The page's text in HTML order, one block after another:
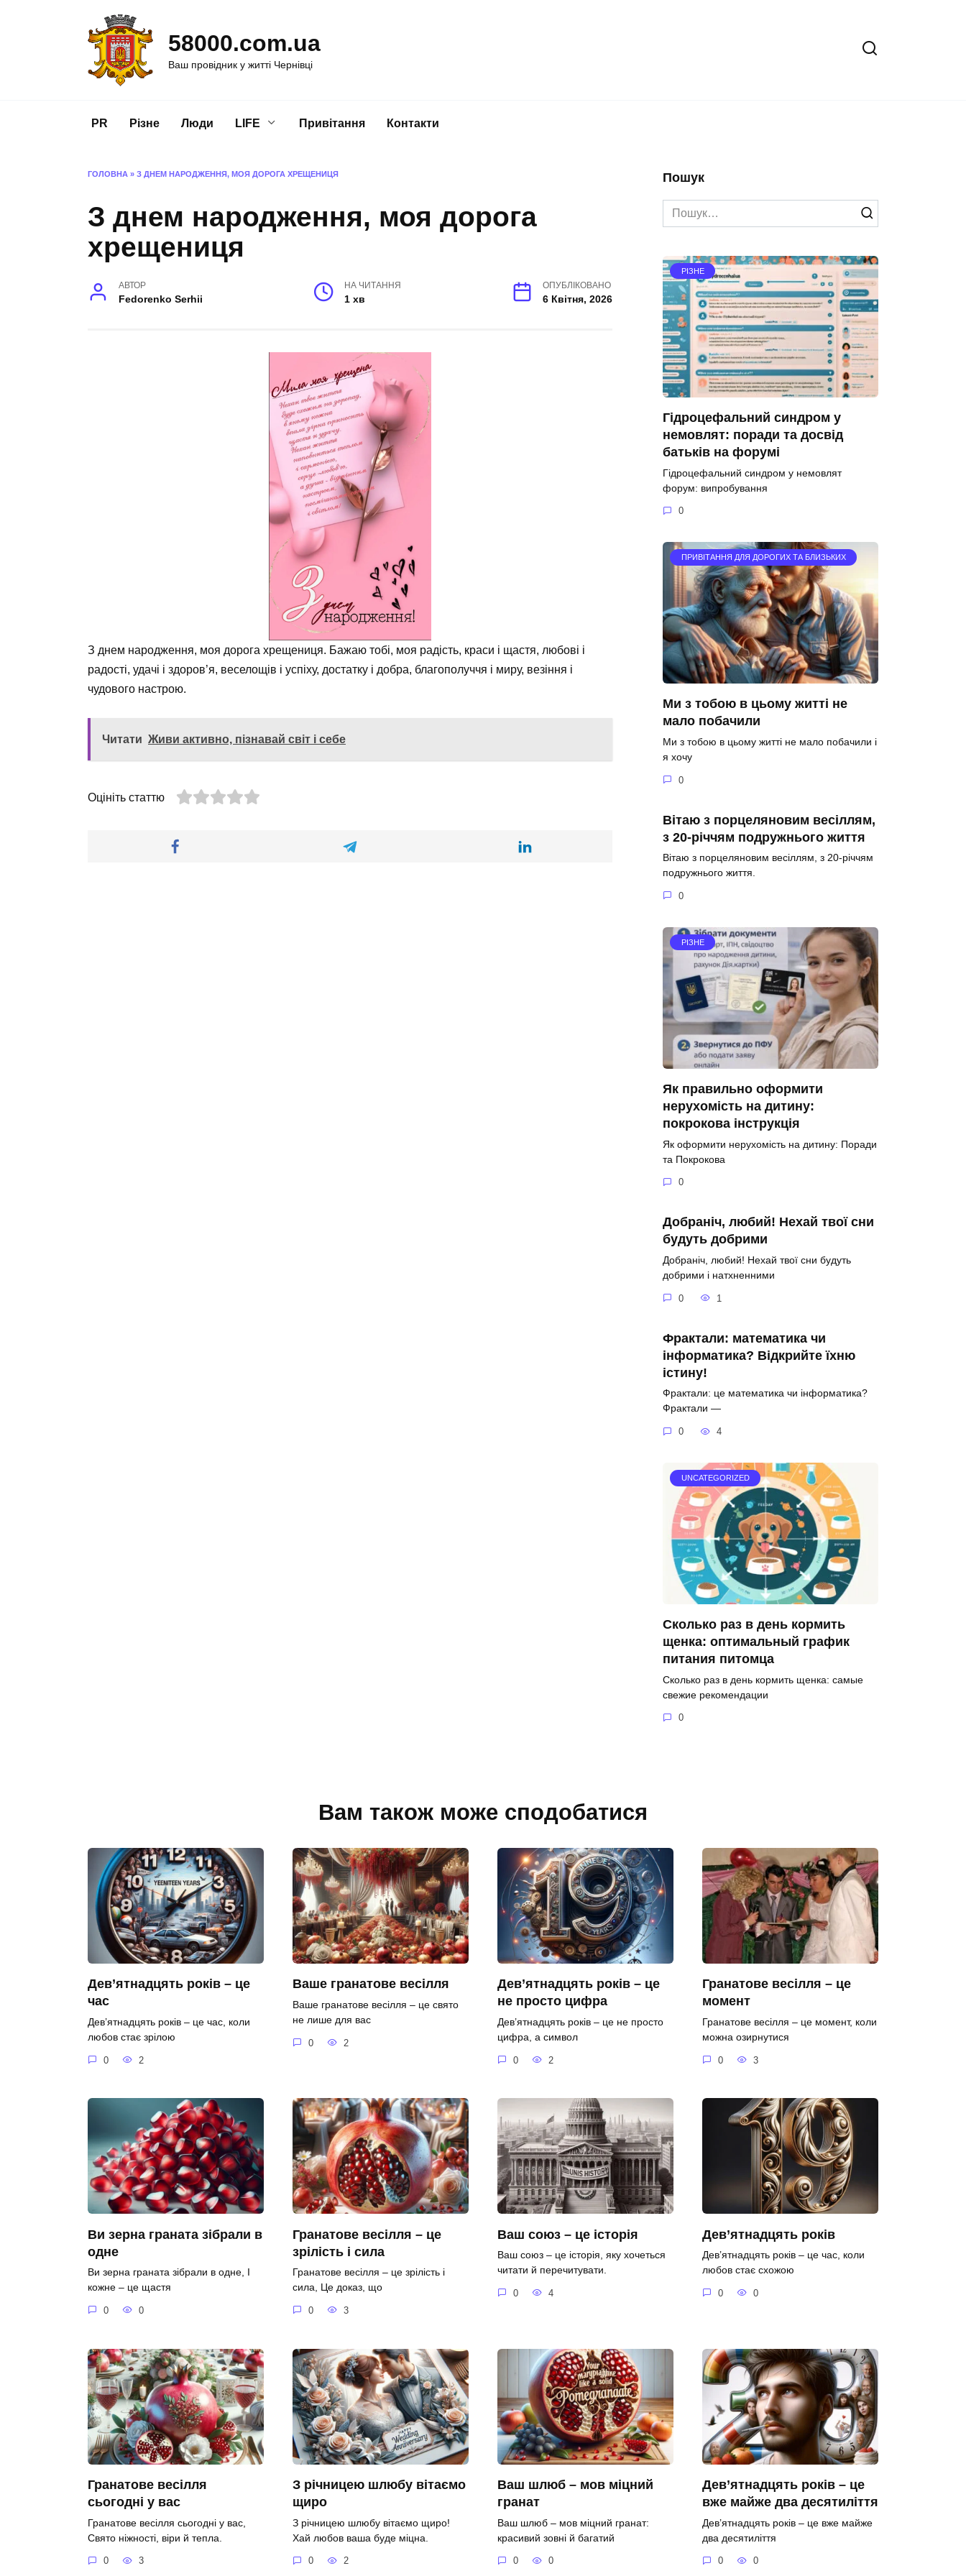
58000.com.ua
Ваш провідник у житті Чернівці
PR Різне Люди LIFE Привітання Контакти
ГОЛОВНА » З ДНЕМ НАРОДЖЕННЯ, МОЯ ДОРОГА ХРЕЩЕНИЦЯ
З днем народження, моя дорога
хрещениця
АВТОР
Fedorenko Serhii
НА ЧИТАННЯ
1 хв
ОПУБЛІКОВАНО
6 Квітня, 2026
З днем народження, моя дорога хрещениця. Бажаю тобі, моя радість, краси і щастя, любові і
радості, удачі і здоров’я, веселощів і успіху, достатку і добра, благополуччя і миру, везіння і
чудового настрою.
Читати Живи активно, пізнавай світ і себе
Оцініть статтю
Пошук
Search
for:
РІЗНЕ
Гідроцефальний синдром у
немовлят: поради та досвід
батьків на форумі
Гідроцефальний синдром у немовлят
форум: випробування
0
ПРИВІТАННЯ ДЛЯ ДОРОГИХ ТА БЛИЗЬКИХ
Ми з тобою в цьому житті не
мало побачили
Ми з тобою в цьому житті не мало побачили і
я хочу
0
Вітаю з порцеляновим весіллям,
з 20-річчям подружнього життя
Вітаю з порцеляновим весіллям, з 20-річчям
подружнього життя.
0
РІЗНЕ
Як правильно оформити
нерухомість на дитину:
покрокова інструкція
Як оформити нерухомість на дитину: Поради
та Покрокова
0
Добраніч, любий! Нехай твої сни
будуть добрими
Добраніч, любий! Нехай твої сни будуть
добрими і натхненними
0 1
Фрактали: математика чи
інформатика? Відкрийте їхню
істину!
Фрактали: це математика чи інформатика?
Фрактали —
0 4
UNCATEGORIZED
Сколько раз в день кормить
щенка: оптимальный график
питания питомца
Сколько раз в день кормить щенка: самые
свежие рекомендации
0
Вам також може сподобатися
Дев’ятнадцять років – це
час
Дев’ятнадцять років – це час, коли
любов стає зрілою
0 2
Ваше гранатове весілля
Ваше гранатове весілля – це свято
не лише для вас
0 2
Дев’ятнадцять років – це
не просто цифра
Дев’ятнадцять років – це не просто
цифра, а символ
0 2
Гранатове весілля – це
момент
Гранатове весілля – це момент, коли
можна озирнутися
0 3
Ви зерна граната зібрали в
одне
Ви зерна граната зібрали в одне, І
кожне – це щастя
0 0
Гранатове весілля – це
зрілість і сила
Гранатове весілля – це зрілість і
сила, Це доказ, що
0 3
Ваш союз – це історія
Ваш союз – це історія, яку хочеться
читати й перечитувати.
0 4
Дев’ятнадцять років
Дев’ятнадцять років – це час, коли
любов стає схожою
0 0
Гранатове весілля
сьогодні у вас
Гранатове весілля сьогодні у вас,
Свято ніжності, віри й тепла.
0 3
З річницею шлюбу вітаємо
щиро
З річницею шлюбу вітаємо щиро!
Хай любов ваша буде міцна.
0 2
Ваш шлюб – мов міцний
гранат
Ваш шлюб – мов міцний гранат:
красивий зовні й багатий
0 0
Дев’ятнадцять років – це
вже майже два десятиліття
Дев’ятнадцять років – це вже майже
два десятиліття
0 0